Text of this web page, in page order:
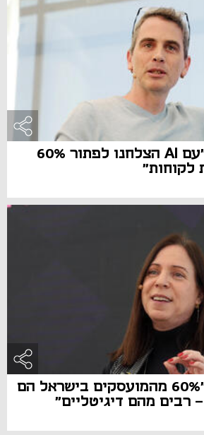
"עם AI הצלחנו לפתור 60%
לקוחות"
"60% מהמועסקים בישראל הם
רבים מהם דיגיטליים"